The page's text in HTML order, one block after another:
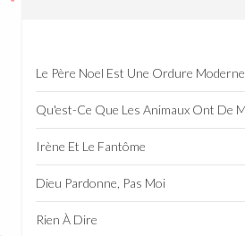
Le Père Noel Est Une Ordure Moderne
Irène Et Le Fantôme
Dieu Pardonne, Pas Moi
Rien À Dire